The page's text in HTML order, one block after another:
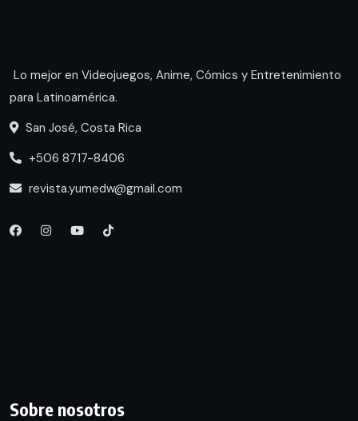
Lo mejor en Videojuegos, Anime, Cómics y Entretenimiento
para Latinoamérica.
San José, Costa Rica
+506 8717-8406
revista.yumedw@gmail.com
Sobre nosotros